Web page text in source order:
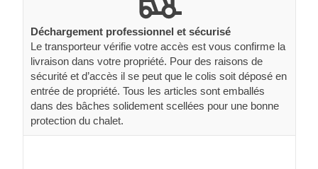
Déchargement professionnel et sécurisé
Le transporteur vérifie votre accès est vous confirme la
livraison dans votre propriété. Pour des raisons de
sécurité et d’accès il se peut que le colis soit déposé en
entrée de propriété. Tous les articles sont emballés
dans des bâches solidement scellées pour une bonne
protection du chalet.